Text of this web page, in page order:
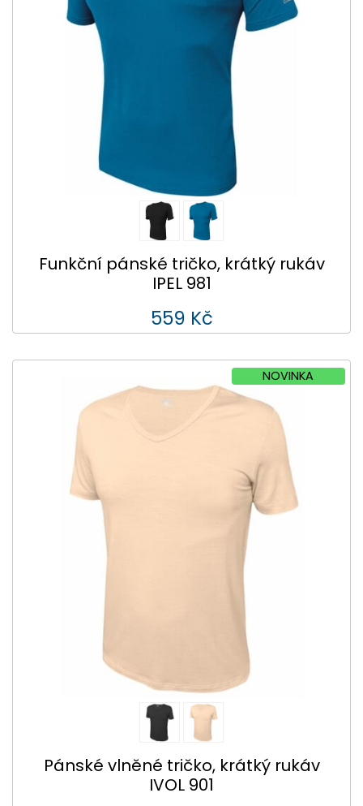
Funkční pánské tričko, krátký rukáv
IPEL 981
559 Kč
NOVINKA
Pánské vlněné tričko, krátký rukáv
IVOL 901